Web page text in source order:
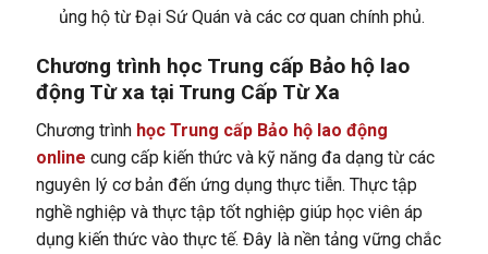
ủng hộ từ Đại Sứ Quán và các cơ quan chính phủ.
Chương trình học Trung cấp Bảo hộ lao
động Từ xa tại Trung Cấp Từ Xa
Chương trìnhhọc Trung cấp Bảo hộ lao động
online cung cấp kiến thức và kỹ năng đa dạng từ các
nguyên lý cơ bản đến ứng dụng thực tiễn. Thực tập
nghề nghiệp và thực tập tốt nghiệp giúp học viên áp
dụng kiến thức vào thực tế. Đây là nền tảng vững chắc